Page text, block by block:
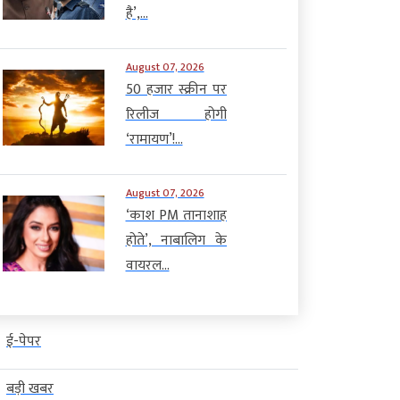
है’,...
August 07, 2026
50 हजार स्क्रीन पर
रिलीज होगी
‘रामायण’!...
August 07, 2026
‘काश PM तानाशाह
होते’, नाबालिग के
वायरल...
ई-पेपर
बड़ी खबर